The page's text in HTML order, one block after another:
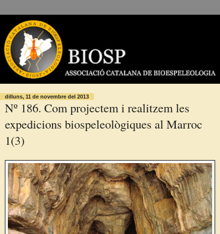
dilluns, 11 de novembre del 2013
Nº 186. Com projectem i realitzem les
expedicions biospeleològiques al Marroc
1(3)